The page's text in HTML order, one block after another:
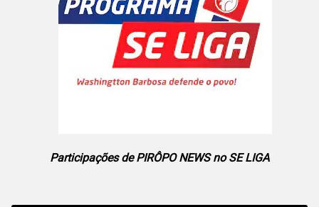
Participações de PIRÔPO NEWS no SE LIGA